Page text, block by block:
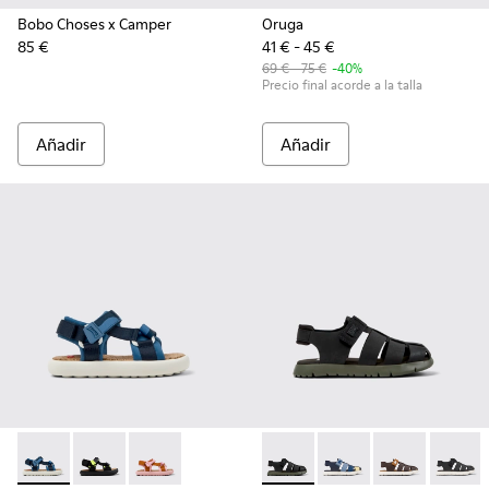
Bobo Choses x Camper
85 €
Añadir
Oruga
41 € - 45 €
69 € - 75 € -40%
Precio final acorde a la talla
Añadir
Pelotas Flota - K800579-007 - Sandalias de PET reciclado
Pelotas Flota - K800579-006 - Sandalias de PET
Pelotas Flota - K800579-005Oruga - K800242-028 -
Oruga - K800242-
Oruga -Oruga